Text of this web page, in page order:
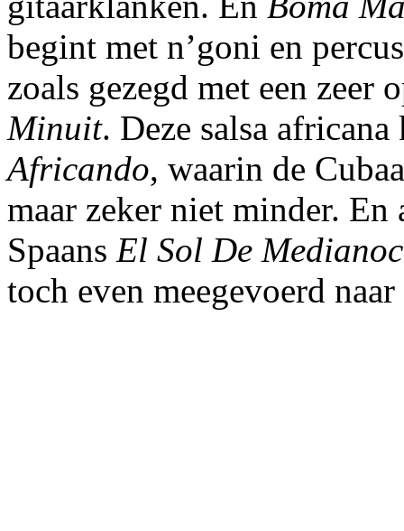
begint met n’goni en
zoals gezegd met een zeer
Minuit. Deze salsa
Africando, waarin de
maar zeker niet minder.
Spaans El Sol De
toch even meegevoerd